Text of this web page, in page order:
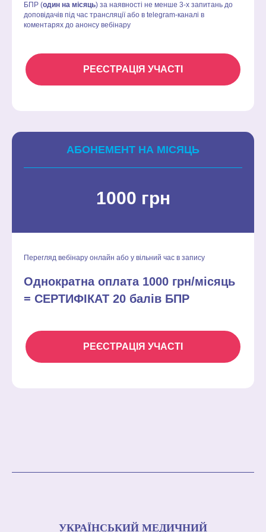
БПР (один на місяць) за наявності не менше 3-х запитань до
доповідачів під час трансляції або в telegram-каналі в
коментарях до анонсу вебінару
РЕЄСТРАЦІЯ УЧАСТІ
АБОНЕМЕНТ НА МІСЯЦЬ
1000 грн
Перегляд вебінару онлайн або у вільний час в запису
Однократна оплата 1000 грн/місяць
= СЕРТИФІКАТ 20 балів БПР
РЕЄСТРАЦІЯ УЧАСТІ
УКРАЇНСЬКИЙ МЕДИЧНИЙ